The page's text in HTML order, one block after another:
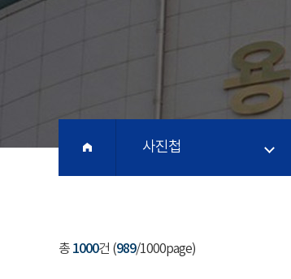
사진첩
총 1000건 (989/1000page)